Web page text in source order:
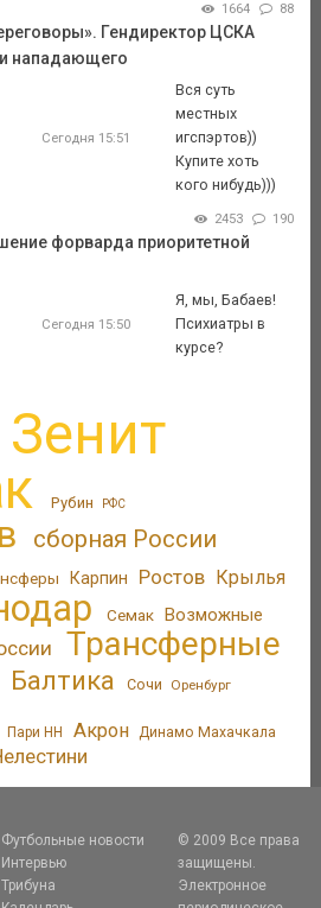
1664 88
Гендиректор ЦСКА
нападающего
Сегодня 15:51
Вся суть
местных
игспэртов))
Купите хоть
кого нибудь)))
2453 190
форварда приоритетной
Сегодня 15:50
Я, мы, Бабаев!
Психиатры в
курсе?
Зенит
Рубин РФС
сборная России
Карпин Ростов
Крылья
Семак Возможные
Трансферные
Балтика Сочи Оренбург
Пари НН Акрон Динамо Махачкала
Футбольные новости
Интервью
Трибуна
© 2009 Все права
защищены.
Электронное